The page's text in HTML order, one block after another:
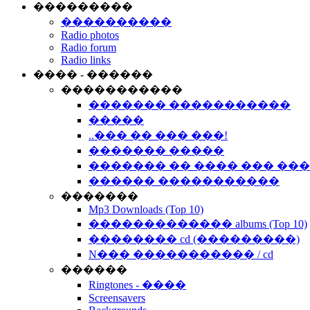
���������
����������
Radio photos
Radio forum
Radio links
���� - ������
�����������
������� �����������
�����
..��� �� ��� ���!
������� �����
������� �� ���� ���
������ �����������
�������
Mp3 Downloads (Top 10)
������������� albums (Top 10)
�������� cd (���������)
N��� ����������� / cd
������
Ringtones - ����
Screensavers